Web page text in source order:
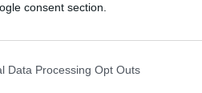
consent section.
Data Processing Opt Outs